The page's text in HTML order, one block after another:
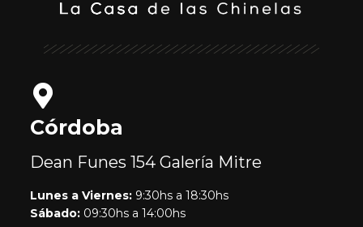
Córdoba
Dean Funes 154Galería Mitre
Lunes a Viernes: 9:30hs a 18:30hs
Sábado: 09:30hs a 14:00hs